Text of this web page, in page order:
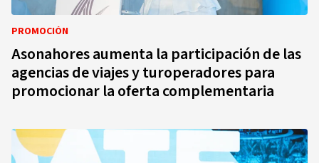
PROMOCIÓN
Asonahores aumenta la participación de las
agencias de viajes y turoperadores para
promocionar la oferta complementaria